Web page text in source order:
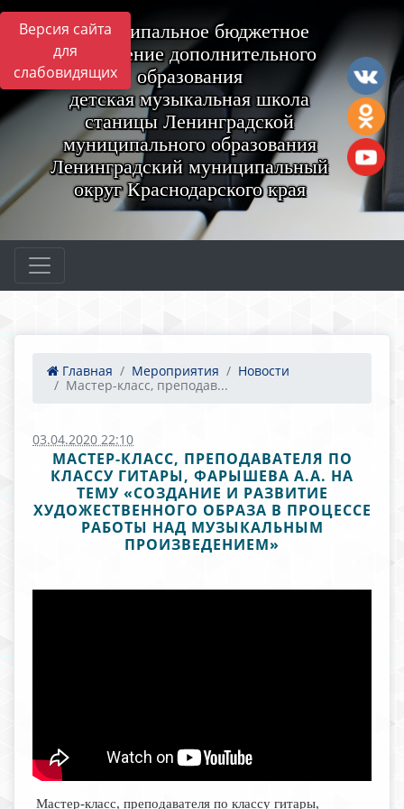
Версия сайта
для
слабовидящих
Муниципальное бюджетное
учреждение дополнительного
образования
детская музыкальная школа
станицы Ленинградской
муниципального образования
Ленинградский муниципальный
округ Краснодарского края
Главная Мероприятия
Новости
Мастер-класс, преподав...
03.04.2020 22:10
МАСТЕР-КЛАСС, ПРЕПОДАВАТЕЛЯ ПО
КЛАССУ ГИТАРЫ, ФАРЫШЕВА А.А. НА
ТЕМУ «СОЗДАНИЕ И РАЗВИТИЕ
ХУДОЖЕСТВЕННОГО ОБРАЗА В ПРОЦЕССЕ
РАБОТЫ НАД МУЗЫКАЛЬНЫМ
ПРОИЗВЕДЕНИЕМ»
Мастер-класс, преподавателя по классу гитары,